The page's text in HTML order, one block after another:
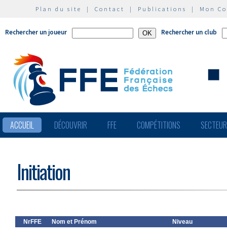
Plan du site | Contact | Publications | Mon
Rechercher un joueur Rechercher un club
ACCUEIL DÉCOUVRIR FFE COMPÉTITIONS
Initiation
NrFFE Nom et Prénom Niveau